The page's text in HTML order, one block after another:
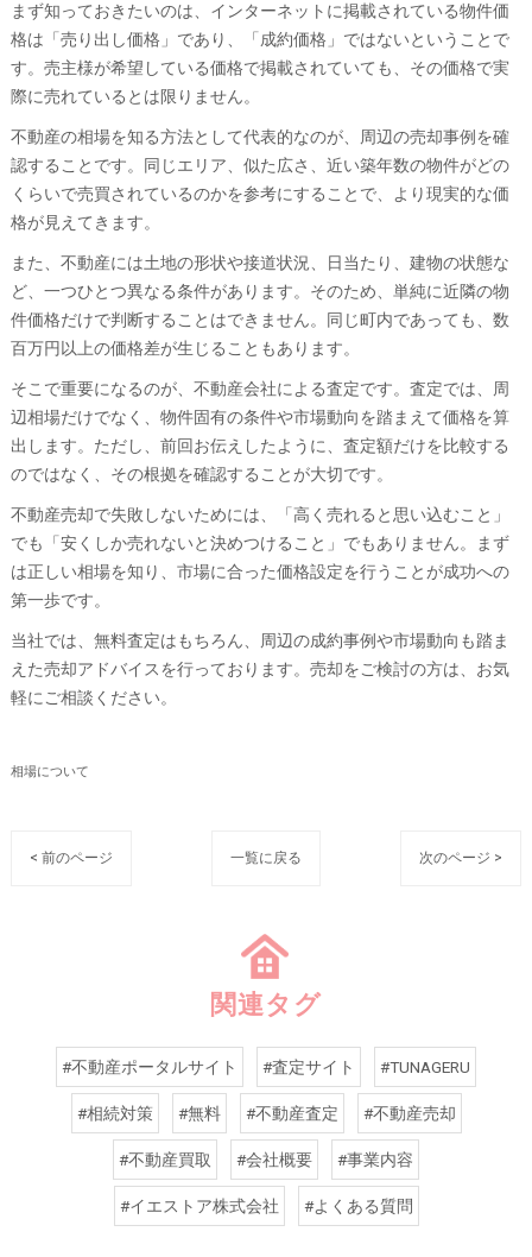
まず知っておきたいのは、インターネットに掲載されている物件価
格は「売り出し価格」であり、「成約価格」ではないということで
す。売主様が希望している価格で掲載されていても、その価格で実
際に売れているとは限りません。
不動産の相場を知る方法として代表的なのが、周辺の売却事例を確
認することです。同じエリア、似た広さ、近い築年数の物件がどの
くらいで売買されているのかを参考にすることで、より現実的な価
格が見えてきます。
また、不動産には土地の形状や接道状況、日当たり、建物の状態な
ど、一つひとつ異なる条件があります。そのため、単純に近隣の物
件価格だけで判断することはできません。同じ町内であっても、数
百万円以上の価格差が生じることもあります。
そこで重要になるのが、不動産会社による査定です。査定では、周
辺相場だけでなく、物件固有の条件や市場動向を踏まえて価格を算
出します。ただし、前回お伝えしたように、査定額だけを比較する
のではなく、その根拠を確認することが大切です。
不動産売却で失敗しないためには、「高く売れると思い込むこと」
でも「安くしか売れないと決めつけること」でもありません。まず
は正しい相場を知り、市場に合った価格設定を行うことが成功への
第一歩です。
当社では、無料査定はもちろん、周辺の成約事例や市場動向も踏ま
えた売却アドバイスを行っております。売却をご検討の方は、お気
軽にご相談ください。
相場について
< 前のページ 一覧に戻る 次のページ >
関連タグ
#不動産ポータルサイト #査定サイト #TUNAGERU
#相続対策 #無料 #不動産査定 #不動産売却
#不動産買取 #会社概要 #事業内容
#イエストア株式会社 #よくある質問